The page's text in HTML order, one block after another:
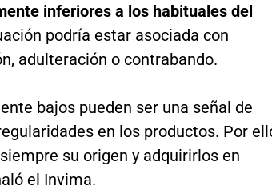
inferiores a los habituales del
podría estar asociada con
adulteración o contrabando.
bajos pueden ser una señal de
en los productos. Por
su origen y adquirirlos en
el Invima.